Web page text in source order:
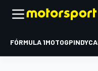
FÓRMULA 1MOTOGP